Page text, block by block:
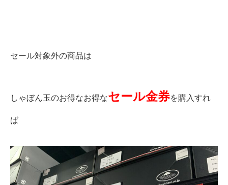
セール対象外の商品は
しゃぼん玉のお得なお得なセール金券を購入すれ
ば